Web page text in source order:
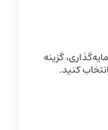
گزینه
کنید.